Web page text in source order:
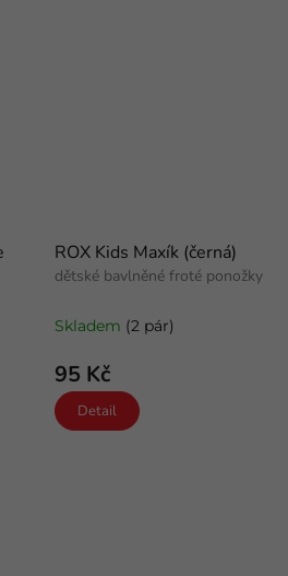
ROX Kids Maxík (černá)
dětské bavlněné froté ponožky
Skladem (2 pár)
95 Kč
Detail